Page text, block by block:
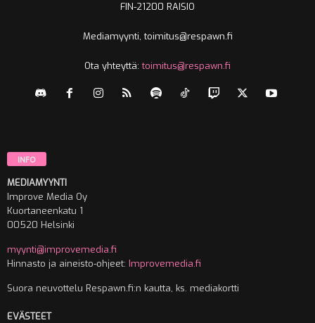
FIN-21200 RAISIO
Mediamyynti, toimitus@respawn.fi
Ota yhteyttä:toimitus@respawn.fi
INFO
MEDIAMYYNTI
Improve Media Oy
Kuortaneenkatu 1
00520 Helsinki
myynti@improvemedia.fi
Hinnasto ja aineisto-ohjeet: Improvemedia.fi
Suora neuvottelu Respawn.fi:n kautta, ks. mediakortti
EVÄSTEET